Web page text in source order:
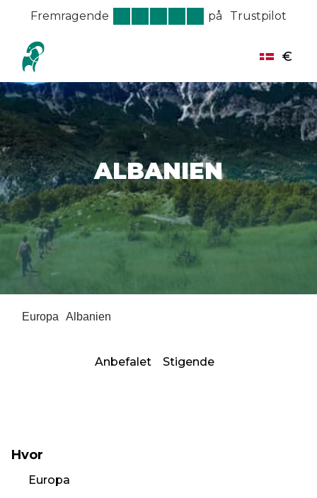
Fremragende på Trustpilot
€
ALBANIEN
Europa Albanien
Anbefalet Stigende
Hvor
Europa